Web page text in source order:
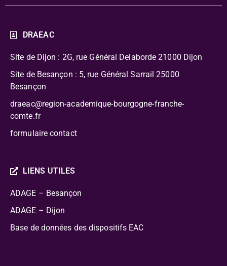
DRAEAC
Site de Dijon : 2G, rue Général Delaborde 21000 Dijon
Site de Besançon : 5, rue Général Sarrail 25000
Besançon
draeac@region-academique-bourgogne-franche-
comte.fr
formulaire contact
LIENS UTILES
ADAGE – Besançon
ADAGE – Dijon
Base de données des dispositifs EAC